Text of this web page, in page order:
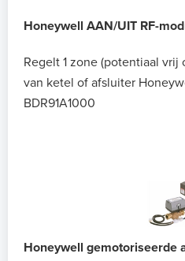
Honeywell AAN/UIT RF-
Regelt 1 zone (potentiaal vrij
van ketel of afsluiter
BDR91A1000
Honeywell gemotoriseerde